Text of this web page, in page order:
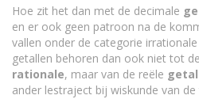
Hoe zit het dan met de decimale
en er ook geen patroon na de
vallen onder de categorie irrationale
getallen behoren dan ook niet tot
rationale, maar van de reële
ander lestraject bij wiskunde van